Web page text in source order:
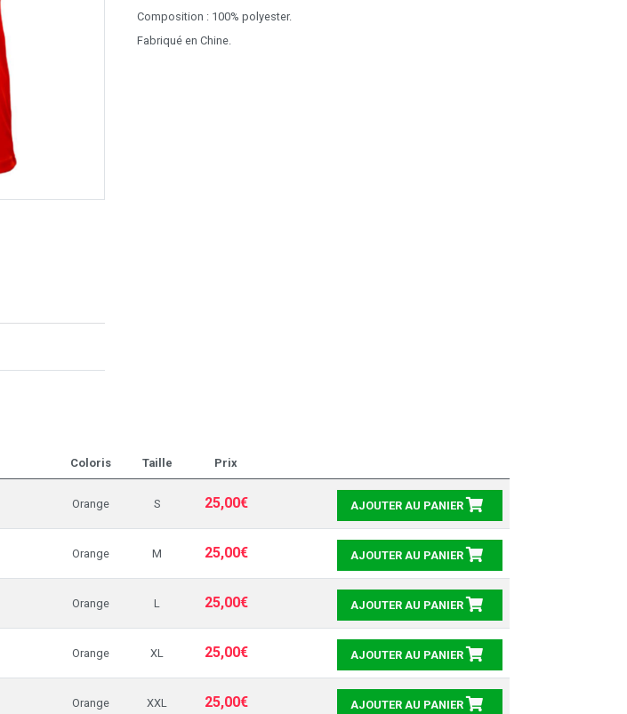
Composition : 100% polyester.
Fabriqué en Chine.
Coloris Taille Prix
Orange S 25,00€ AJOUTER AU PANIER
Orange M 25,00€ AJOUTER AU PANIER
Orange L 25,00€ AJOUTER AU PANIER
Orange XL 25,00€ AJOUTER AU PANIER
Orange XXL 25,00€ AJOUTER AU PANIER